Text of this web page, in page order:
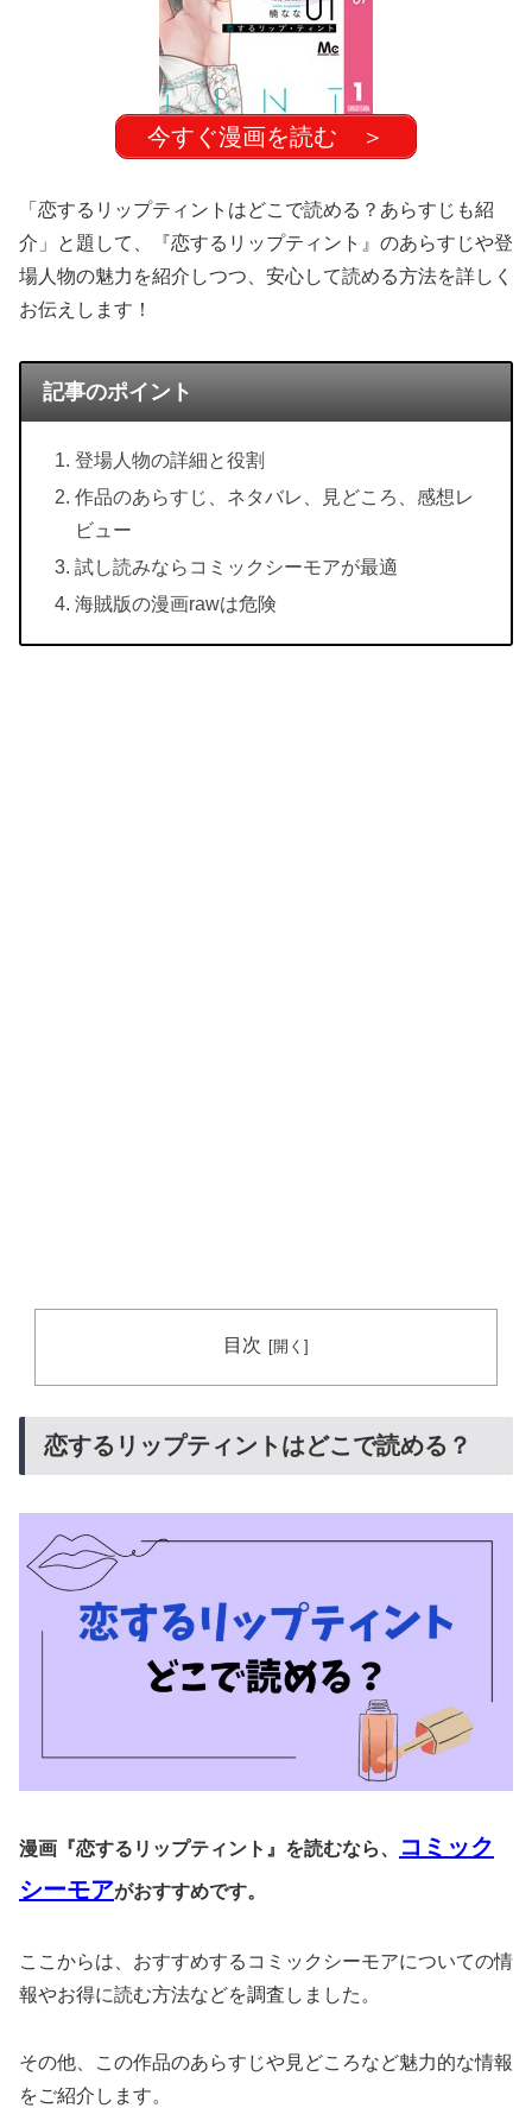
今すぐ漫画を読む ＞
「恋するリップティントはどこで読める？あらすじも紹
介」と題して、『恋するリップティント』のあらすじや登
場人物の魅力を紹介しつつ、安心して読める方法を詳しく
お伝えします！
記事のポイント
登場人物の詳細と役割
作品のあらすじ、ネタバレ、見どころ、感想レ
ビュー
試し読みならコミックシーモアが最適
海賊版の漫画rawは危険
目次
恋するリップティントはどこで読める？
漫画『恋するリップティント』を読むなら、
コミック
シーモアがおすすめです。
ここからは、おすすめするコミックシーモアについての情
報やお得に読む方法などを調査しました。
その他、この作品のあらすじや見どころなど魅力的な情報
をご紹介します。